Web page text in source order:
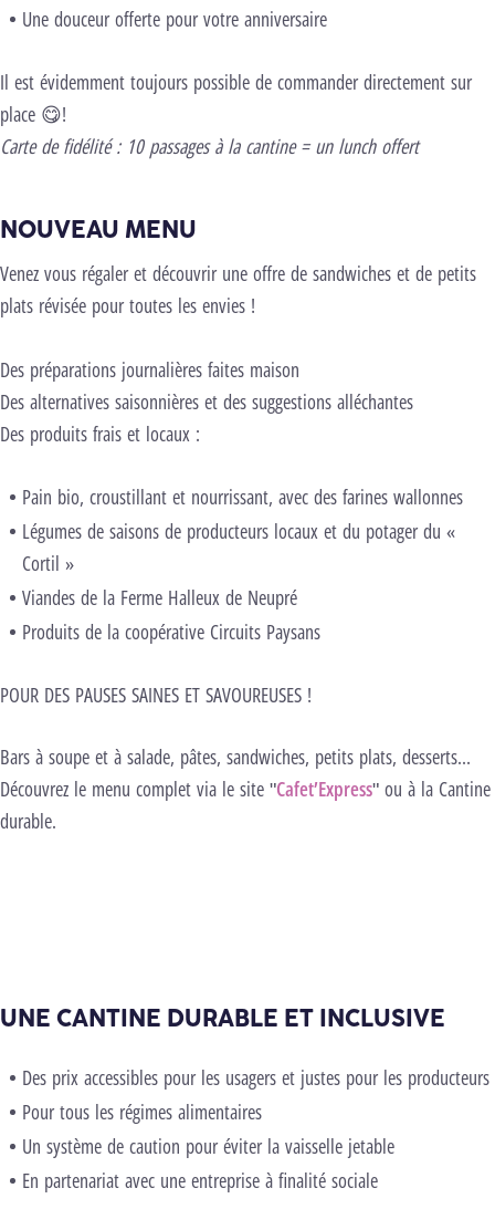
Une douceur offerte pour votre anniversaire
Il est évidemment toujours possible de commander directement sur
place 😋!
Carte de fidélité : 10 passages à la cantine = un lunch offert
NOUVEAU MENU
Venez vous régaler et découvrir une offre de sandwiches et de petits
plats révisée pour toutes les envies !
Des préparations journalières faites maison
Des alternatives saisonnières et des suggestions alléchantes
Des produits frais et locaux :
Pain bio, croustillant et nourrissant, avec des farines wallonnes
Légumes de saisons de producteurs locaux et du potager du «
Cortil »
Viandes de la Ferme Halleux de Neupré
Produits de la coopérative Circuits Paysans
POUR DES PAUSES SAINES ET SAVOUREUSES !
Bars à soupe et à salade, pâtes, sandwiches, petits plats, desserts…
Découvrez le menu complet via le site "Cafet’Express" ou à la Cantine
durable.
UNE CANTINE DURABLE ET INCLUSIVE
Des prix accessibles pour les usagers et justes pour les producteurs
Pour tous les régimes alimentaires
Un système de caution pour éviter la vaisselle jetable
En partenariat avec une entreprise à finalité sociale